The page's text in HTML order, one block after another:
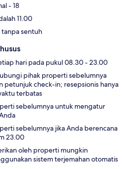
- 18
11.00
sentuh
hari pada pukul 08.30 - 23.00
pihak properti sebelumnya
petunjuk check-in; resepsionis hanya
terbatas
sebelumnya untuk mengatur
sebelumnya jika Anda berencana
23.00
oleh properti mungkin
sistem terjemahan otomatis